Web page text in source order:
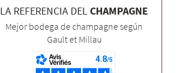
LA REFERENCIA DELCHAMPAGNE
Mejor bodega de champagne según
Gault et Millau